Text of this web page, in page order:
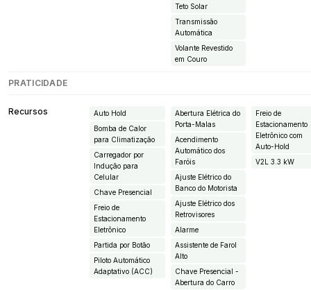
Teto Solar
Transmissão
Automática
Volante Revestido
em Couro
PRATICIDADE
Recursos
Auto Hold
Bomba de Calor
para Climatização
Carregador por
Indução para
Celular
Chave Presencial
Freio de
Estacionamento
Eletrônico
Partida por Botão
Piloto Automático
Adaptativo (ACC)
Abertura Elétrica do
Porta-Malas
Acendimento
Automático dos
Faróis
Ajuste Elétrico do
Banco do Motorista
Ajuste Elétrico dos
Retrovisores
Alarme
Assistente de Farol
Alto
Chave Presencial -
Abertura do Carro
Freio de
Estacionamento
Eletrônico com
Auto-Hold
V2L 3.3 kW